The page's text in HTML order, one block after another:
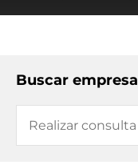
Buscar empresa